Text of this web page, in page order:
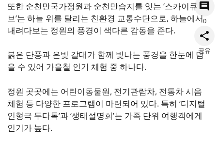
또한 순천만국가정원과 순천만습지를 잇는 ‘스카이큐
브’는 하늘 위를 달리는 친환경 교통수단으로, 하늘에서
내려다보는 정원의 풍경이 색다른 감동을 준다.
붉은 단풍과 은빛 갈대가 함께 빛나는 풍경을 한눈에 담
을 수 있어 가을철 인기 체험 중 하나다.
정원 곳곳에는 어린이동물원, 전기관람차, 전통차 시음
체험 등 다양한 프로그램이 마련되어 있다. 특히 ‘디지털
인형극 두다톡’과 ‘생태설명회’는 가족 단위 여행객에게
인기가 높다.
0
공유